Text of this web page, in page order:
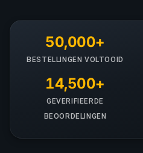
50,000+
BESTELLINGEN VOLTOOID
14,500+
GEVERIFIEERDE
BEOORDELINGEN